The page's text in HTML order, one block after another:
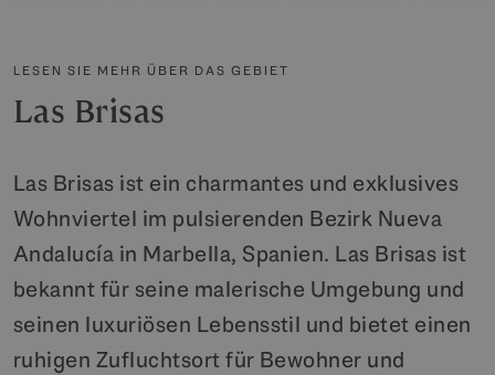
LESEN SIE MEHR ÜBER DAS GEBIET
Las Brisas
Las Brisas ist ein charmantes und exklusives
Wohnviertel im pulsierenden Bezirk Nueva
Andalucía in Marbella, Spanien. Las Brisas ist
bekannt für seine malerische Umgebung und
seinen luxuriösen Lebensstil und bietet einen
ruhigen Zufluchtsort für Bewohner und